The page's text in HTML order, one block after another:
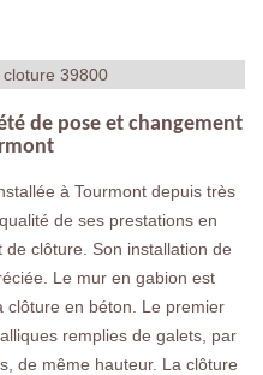
de pose et changement
à Tourmont depuis très
de ses prestations en
clôture. Son installation de
Le mur en gabion est
clôture en béton. Le premier
remplies de galets, par
de même hauteur. La clôture